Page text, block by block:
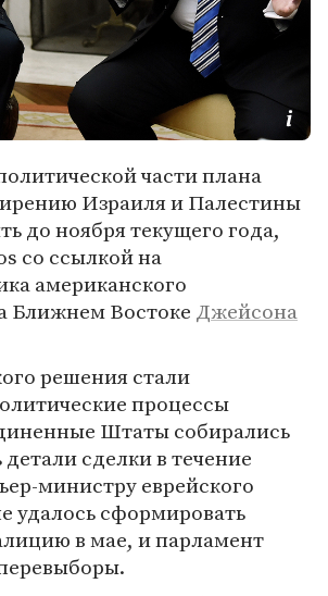
части плана
Израиля и Палестины
до ноября текущего года,
со ссылкой на
американского
Ближнем Востоке Джейсона
решения стали
процессы
Штаты собирались
сделки в течение
министру еврейского
удалось сформировать
в мае, и парламент